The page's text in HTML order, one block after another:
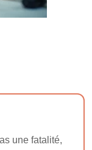
une fatalité,